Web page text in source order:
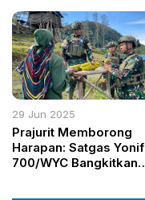
29 Jun 2025
Prajurit Memborong
Harapan: Satgas Yonif
700/WYC Bangkitkan